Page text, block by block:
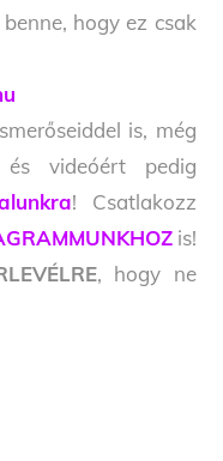
hogy ez csak
is, még
és videóért pedig
! Csatlakozz
is!
, hogy ne